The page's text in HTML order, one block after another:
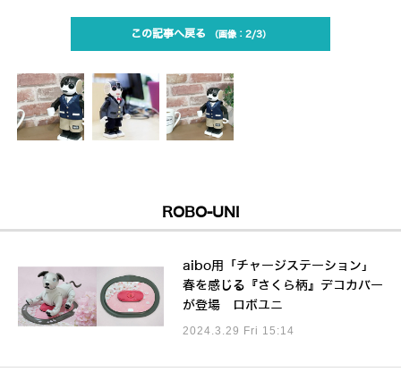
この記事へ戻る 2/3
ROBO-UNI
aibo用「チャージステーション」
春を感じる『さくら柄』デコカバー
が登場 ロボユニ
2024.3.29 Fri 15:14